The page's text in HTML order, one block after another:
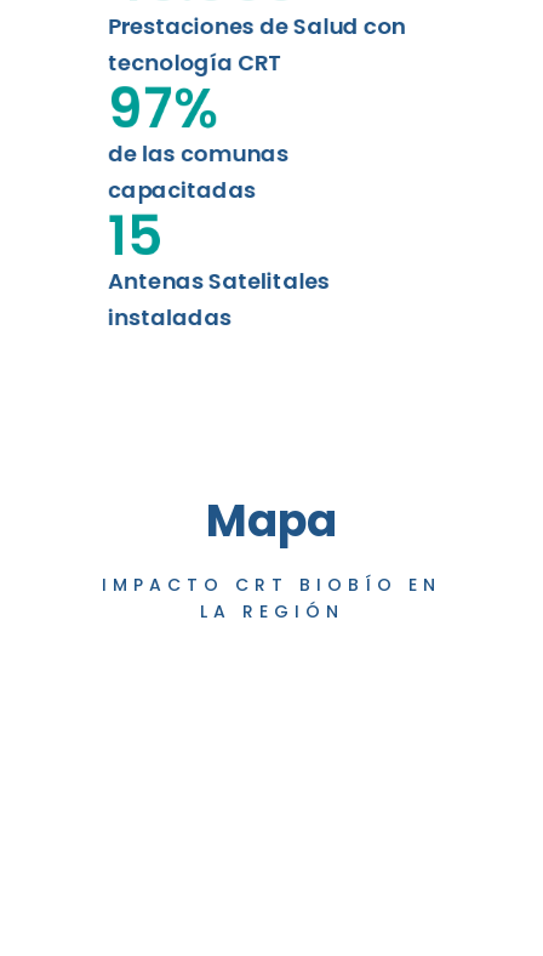
Prestaciones de Salud con
tecnología CRT
de las comunas
capacitadas
97%
Antenas Satelitales
instaladas
15
Mapa
IMPACTO CRT BIOBÍO EN
LA REGIÓN